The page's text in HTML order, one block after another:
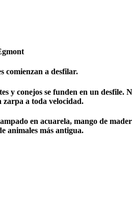
comienzan a desfilar.
y conejos se funden en un desfile.
zarpa a toda velocidad.
en acuarela, mango de
animales más antigua.